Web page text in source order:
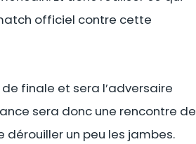
officiel contre cette
finale et sera l’adversaire
sera donc une rencontre de
dérouiller un peu les jambes.